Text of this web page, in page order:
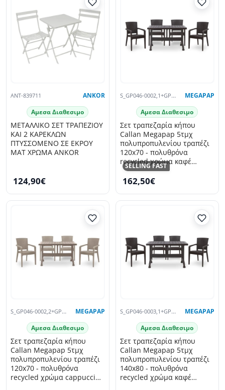
ANT-839711 ANKOR
Αμεσα Διαθεσιμο
ΜΕΤΑΛΛΙΚΟ ΣΕΤ ΤΡΑΠΕΖΙΟΥ
ΚΑΙ 2 ΚΑΡΕΚΛΩΝ
ΠΤΥΣΣΟΜΕΝΟ ΣΕ ΕΚΡΟΥ
ΜΑΤ ΧΡΩΜΑ ANKOR
124,90€
SELLING FAST
S_GP046-0002,1+GP046-0001,2X4 MEGAPAP
Αμεσα Διαθεσιμο
Σετ τραπεζαρία κήπου
Callan Megapap 5τμχ
πολυπροπυλενίου τραπέζι
120x70 - πολυθρόνα
recycled χρώμα καφέ
S_GP046-0002,1+GP046-
0001,2x4
162,50€
S_GP046-0002,2+GP046-0001,3X4 MEGAPAP
Αμεσα Διαθεσιμο
Σετ τραπεζαρία κήπου
Callan Megapap 5τμχ
πολυπροπυλενίου τραπέζι
120x70 - πολυθρόνα
recycled χρώμα cappuccino
S_GP046-0003,1+GP046-0001,2X4 MEGAPAP
Αμεσα Διαθεσιμο
Σετ τραπεζαρία κήπου
Callan Megapap 5τμχ
πολυπροπυλενίου τραπέζι
140x80 - πολυθρόνα
recycled χρώμα καφέ